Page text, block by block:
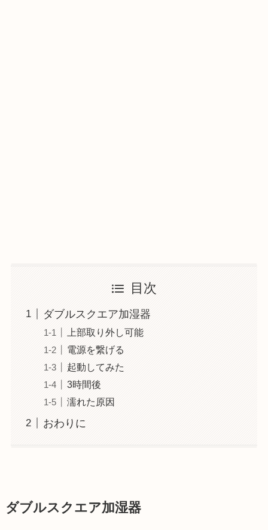
目次
ダブルスクエア加湿器
上部取り外し可能
電源を繋げる
起動してみた
3時間後
濡れた原因
おわりに
ダブルスクエア加湿器